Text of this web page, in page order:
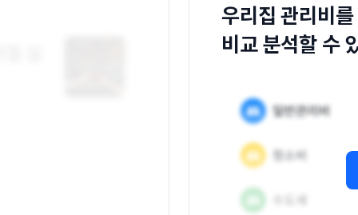
우리집 관리비
비교 분석할 수